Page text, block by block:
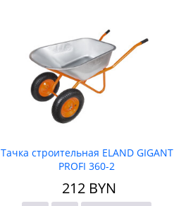
Тачка строительная ELAND GIGANT
PROFI 360-2
212BYN